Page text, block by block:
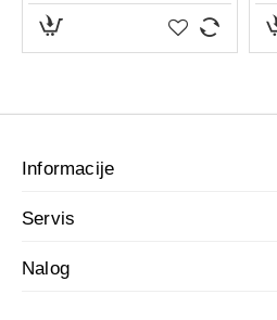
Informacije
Servis
Nalog